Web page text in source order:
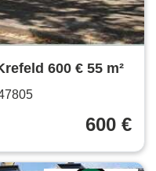
600 € 55 m²
600 €